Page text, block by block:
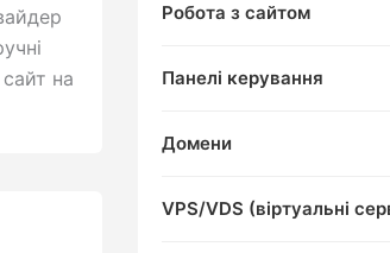
на
Робота з сайтом
Панелі керування
Домени
VPS/VDS (віртуальні